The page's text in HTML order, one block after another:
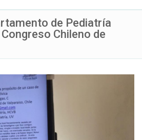
de Pediatría
Chileno de